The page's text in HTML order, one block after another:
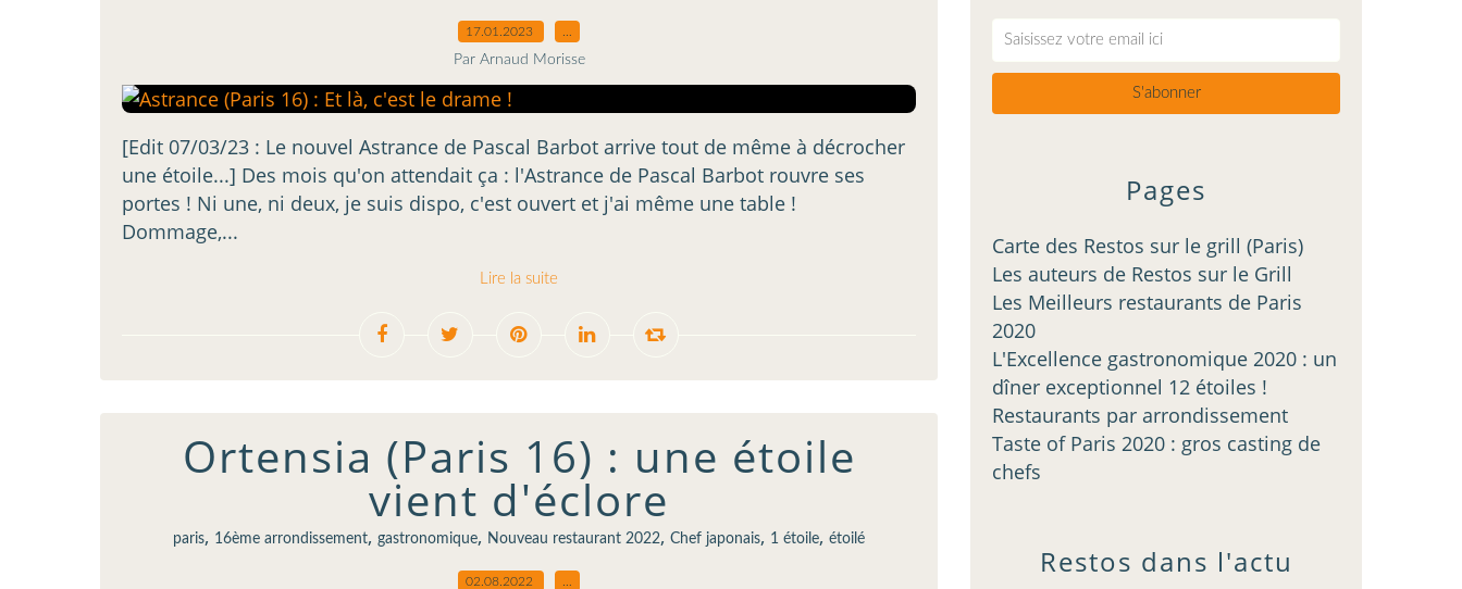
17.01.2023
Par Arnaud Morisse
[Edit 07/03/23 : Le nouvel Astrance de Pascal Barbot arrive tout de même à décrocher
une étoile...] Des mois qu'on attendait ça : l'Astrance de Pascal Barbot rouvre ses
portes ! Ni une, ni deux, je suis dispo, c'est ouvert et j'ai même une table !
Dommage,...
Lire la suite
Ortensia (Paris 16) : une étoile
vient d'éclore
paris, 16ème arrondissement, gastronomique, Nouveau restaurant 2022, Chef japonais, 1 étoile, étoilé
02.08.2022
Pages
Carte des Restos sur le grill (Paris)
Les auteurs de Restos sur le Grill
Les Meilleurs restaurants de Paris
2020
L'Excellence gastronomique 2020 : un
dîner exceptionnel 12 étoiles !
Restaurants par arrondissement
Taste of Paris 2020 : gros casting de
chefs
Restos dans l'actu